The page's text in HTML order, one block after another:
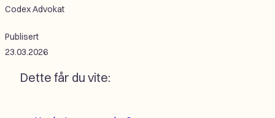
Codex Advokat
Publisert
23.03.2026
Dette får du vite: